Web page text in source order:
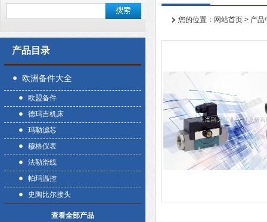
产品目录
欧洲备件大全
欧盟备件
德玛吉机床
玛勒滤芯
穆格仪表
法勒滑线
帕玛温控
史陶比尔接头
查看全部产品
您的位置： 网站首页 > 产品